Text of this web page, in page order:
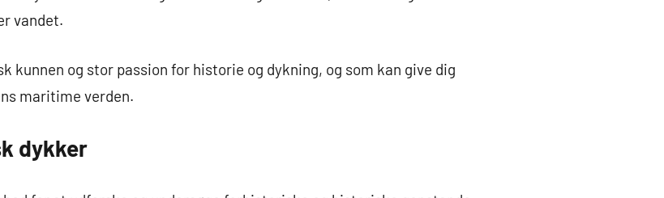
vandet.
kunnen og stor passion for historie og dykning, og som kan give dig
maritime verden.
dykker